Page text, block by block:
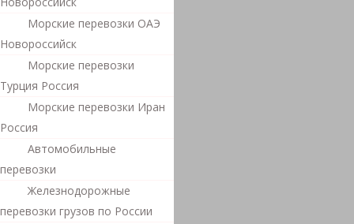
Морские перевозки ОАЭ
Новороссийск
Морские перевозки
Турция Россия
Морские перевозки Иран
Россия
Автомобильные
перевозки
Железнодорожные
перевозки грузов по России